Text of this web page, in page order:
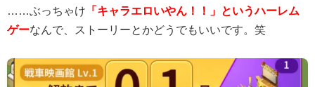
……ぶっちゃけ 「キャラエロいやん！！」というハーレム
ゲーなんで、ストーリーとかどうでもいいです。笑